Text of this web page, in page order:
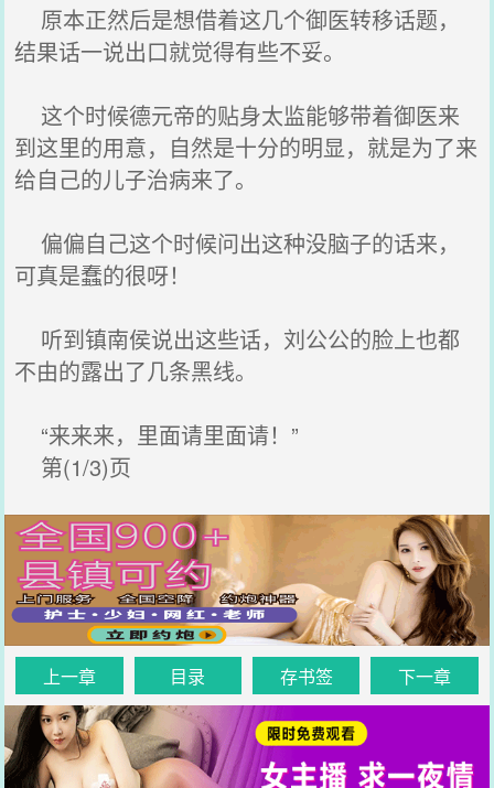
原本正然后是想借着这几个御医转移话题，
结果话一说出口就觉得有些不妥。
这个时候德元帝的贴身太监能够带着御医来
到这里的用意，自然是十分的明显，就是为了来
给自己的儿子治病来了。
偏偏自己这个时候问出这种没脑子的话来，
可真是蠢的很呀！
听到镇南侯说出这些话，刘公公的脸上也都
不由的露出了几条黑线。
“来来来，里面请里面请！”
第(1/3)页
上一章 目录 存书签 下一章